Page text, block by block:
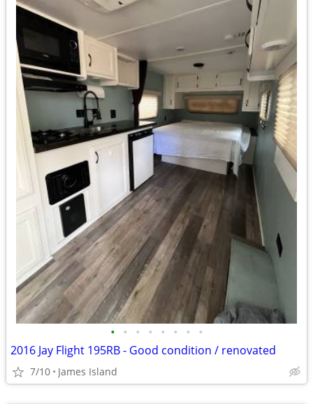
• • • • • • • •
2016 Jay Flight 195RB - Good condition / renovated
7/10 James Island